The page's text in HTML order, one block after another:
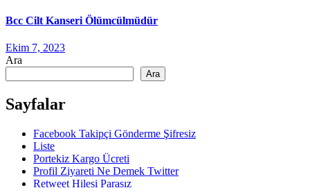
Bcc Cilt Kanseri Ölümcülmüdür
Ekim 7, 2023
Ara
Ara
Sayfalar
Facebook Takipçi Gönderme Şifresiz
Liste
Portekiz Kargo Ücreti
Profil Ziyareti Ne Demek Twitter
Retweet Hilesi Parasız